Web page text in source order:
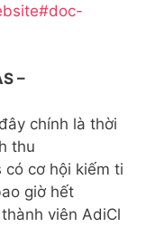
–
chính là thời
thu
có cơ hội kiếm ti
giờ hết
viên AdiCl